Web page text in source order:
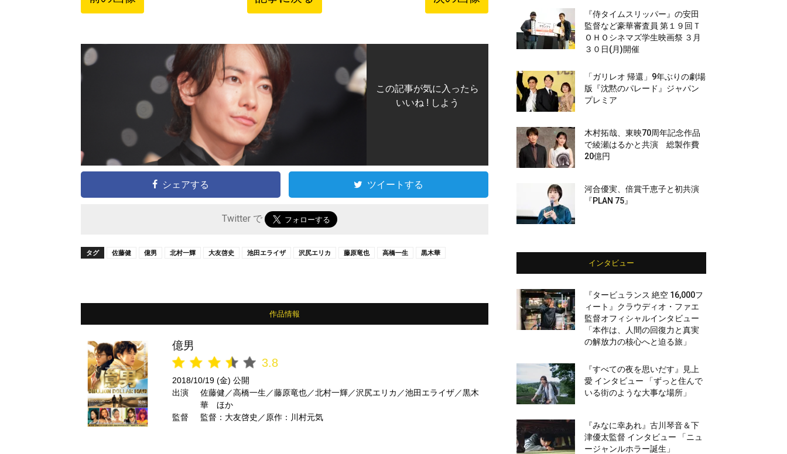
この記事が気に入ったら
いいね ! しよう
シェアする ツイートする
Twitter で
タグ 佐藤健 億男 北村一輝 大友啓史 池田エライザ 沢尻エリカ 藤原竜也 高橋一生 黒木華
作品情報
億男
3.8
2018/10/19 (金) 公開
出演
佐藤健／高橋一生／藤原竜也／北村一輝／沢尻エリカ／池田エライザ／黒木
華 ほか
監督
監督：大友啓史／原作：川村元気
『侍タイムスリッパー』の安田
監督など豪華審査員 第１９回Ｔ
ＯＨＯシネマズ学生映画祭 ３月
３０日(月)開催
「ガリレオ 帰還」9年ぶりの劇場
版『沈黙のパレード』ジャパン
プレミア
木村拓哉、東映70周年記念作品
で綾瀬はるかと共演 総製作費
20億円
河合優実、倍賞千恵子と初共演
『PLAN 75』
インタビュー
『タービュランス 絶空 16,000フ
ィート』クラウディオ・ファエ
監督オフィシャルインタビュー
「本作は、人間の回復力と真実
の解放力の核心へと迫る旅」
『すべての夜を思いだす』見上
愛 インタビュー 「ずっと住んで
いる街のような大事な場所」
『みなに幸あれ』古川琴音＆下
津優太監督 インタビュー 「ニュ
ージャンルホラー誕生」